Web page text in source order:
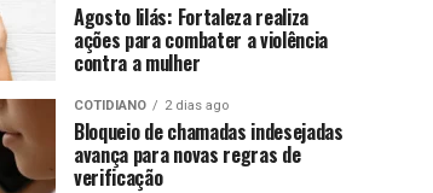
Agosto lilás: Fortaleza realiza
ações para combater a violência
contra a mulher
COTIDIANO 2 dias ago
Bloqueio de chamadas indesejadas
avança para novas regras de
verificação